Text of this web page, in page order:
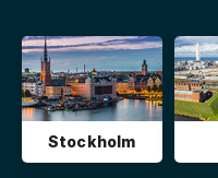
Stockholm